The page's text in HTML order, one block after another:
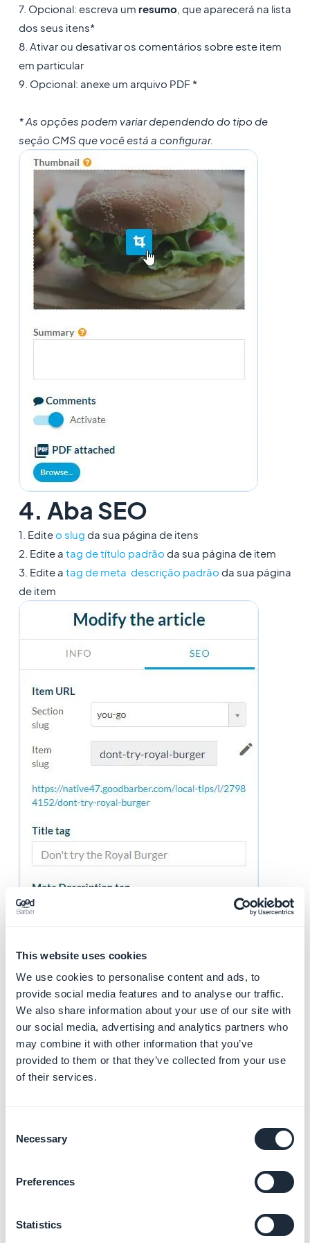
This website uses cookies
We use cookies to personalise content and ads, to
provide social media features and to analyse our traffic.
We also share information about your use of our site with
our social media, advertising and analytics partners who
may combine it with other information that you’ve
provided to them or that they’ve collected from your use
of their services.
Selection
Necessary
Preferences
Statistics
7. Opcional: escreva um resumo, que aparecerá na lista
dos seus itens*
8. Ativar ou desativar os comentários sobre este item
em particular
9. Opcional: anexe um arquivo PDF *
* As opções podem variar dependendo do tipo de
seção CMS que você está a configurar.
4. Aba SEO
1. Editeo slug da sua página de itens
2. Edite a tag de título padrão da sua página de item
3. Edite a tag de meta descrição padrão da sua página
de item
5. Estado de
publicação
Clique na seta no botão verde, no canto inferior direito
do formulário de redação, para definir o status da
-Publicar : o seu artigo ficará visível imediatamente
: o seu artigo será salvo, mas não ficará
: o seu artigo será salvo, mas não
ficará visível para seus usuários. Esse status pode ser